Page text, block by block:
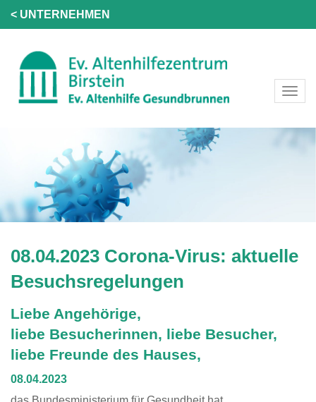
< UNTERNEHMEN
08.04.2023 Corona-Virus: aktuelle
Besuchsregelungen
Liebe Angehörige,
liebe Besucherinnen, liebe Besucher,
liebe Freunde des Hauses,
08.04.2023